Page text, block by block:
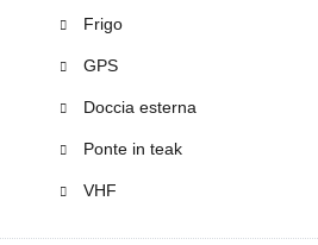
Frigo
GPS
Doccia esterna
Ponte in teak
VHF